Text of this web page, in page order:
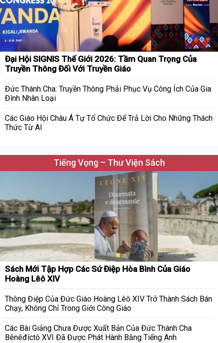
Đại Hội SIGNIS Thế Giới 2026: Tầm Quan Trọng Của
Truyền Thông Đối Với Truyền Giáo
Đức Thánh Cha: Truyền Thông Phải Phục Vụ Công Ích Của Gia
Đình Nhân Loại
Các Giáo Hội Châu Á Tự Tổ Chức Để Trả Lời Cho Những Thách
Thức Từ AI
Tiếng Vọng – Thư Viện Sách
Sách Mới Tập Hợp Các Sứ Điệp Hòa Bình Của Giáo
Hoàng Lêô XIV
Thông Điệp Của Đức Giáo Hoàng Lêô XIV Trở Thành Sách Bán
Chạy, Không Chỉ Trong Giới Công Giáo
Các Bài Giảng Chưa Được Xuất Bản Của Đức Thánh Cha
Bênêđíctô XVI Đã Được Phát Hành Bằng Tiếng Anh